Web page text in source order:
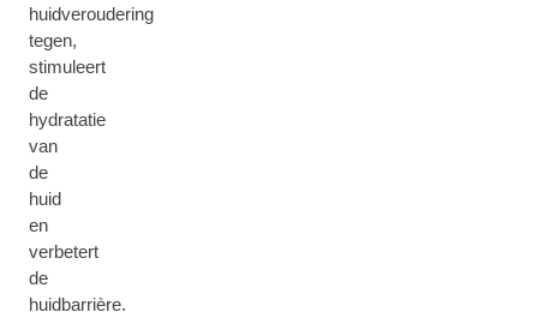
huidveroudering
tegen,
stimuleert
de
hydratatie
van
de
huid
en
verbetert
de
huidbarrière.